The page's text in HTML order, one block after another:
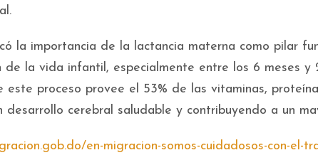
la importancia de la lactancia materna como pilar
de la vida infantil, especialmente entre los 6 meses y
este proceso provee el 53% de las vitaminas,
desarrollo cerebral saludable y contribuyendo a un
en-migracion-somos-cuidadosos-con-el-